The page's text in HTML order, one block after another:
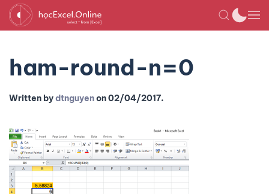
ham-round-n=0
Written bydtnguyenon02/04/2017.